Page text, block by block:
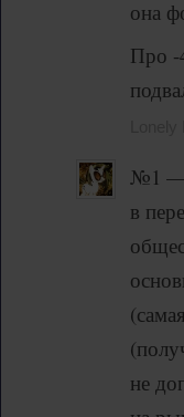
она
Про -
№1 —
в
не